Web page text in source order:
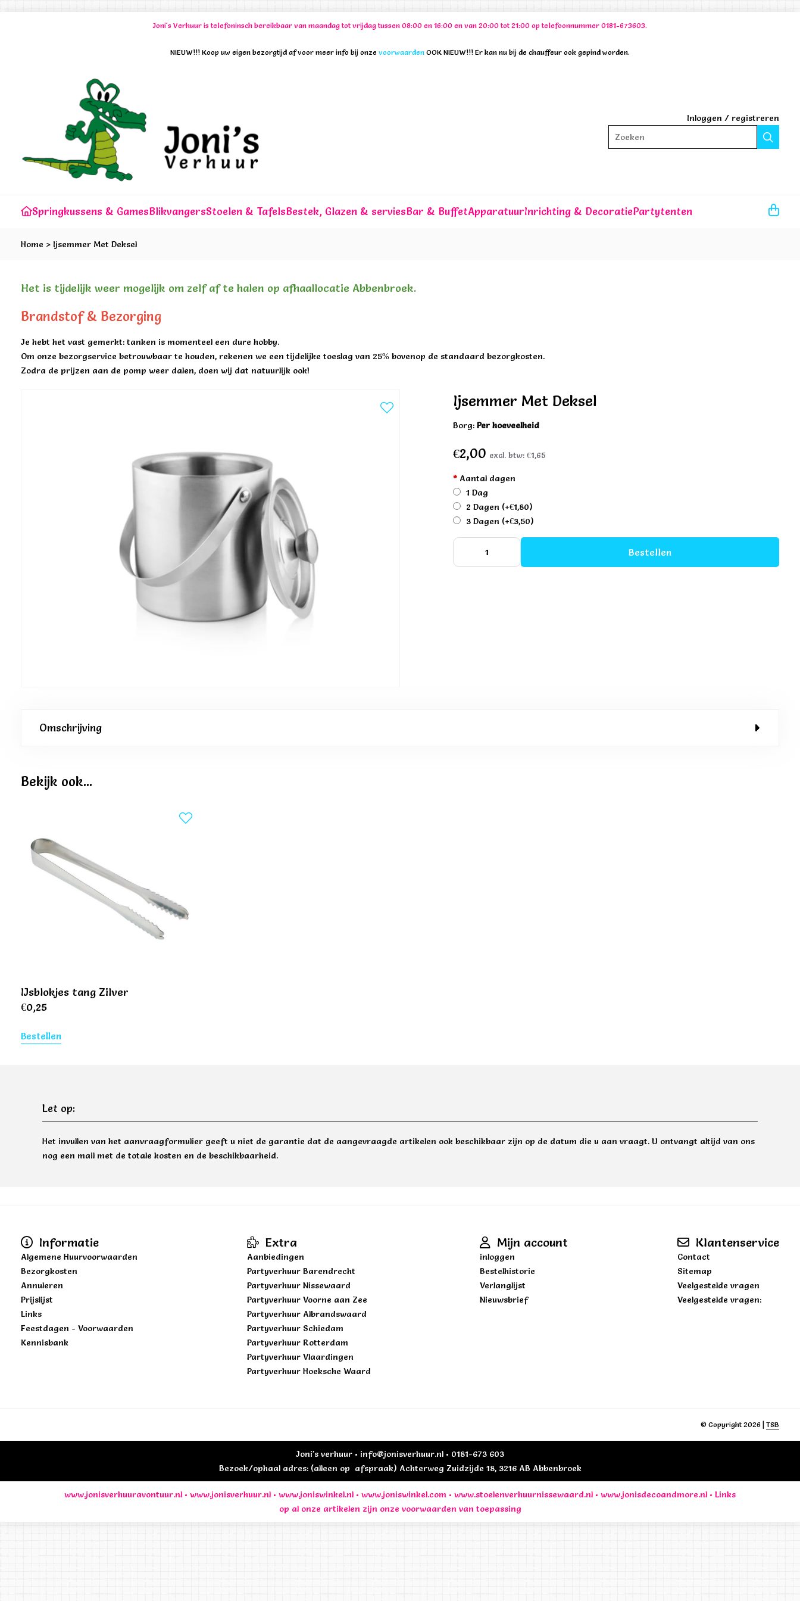
Joni's Verhuur is telefoninsch bereikbaar van maandag tot vrijdag tussen 08:00 en 16:00 en van 20:00 tot 21:00 op telefoonnummer 0181-673603.
NIEUW!!! Koop uw eigen bezorgtijd af voor meer info bij onze voorwaarden OOK NIEUW!!! Er kan nu bij de chauffeur ook gepind worden.
Inloggen / registreren
Zoeken
Springkussens & GamesBlikvangersStoelen & TafelsBestek, Glazen & serviesBar & BuffetApparatuurInrichting & DecoratiePartytenten
Home > Ijsemmer Met Deksel
Het is tijdelijk weer mogelijk om zelf af te halen op afhaallocatie Abbenbroek.
Brandstof & Bezorging
Je hebt het vast gemerkt: tanken is momenteel een dure hobby.
Om onze bezorgservice betrouwbaar te houden, rekenen we een tijdelijke toeslag van 25% bovenop de standaard bezorgkosten.
Zodra de prijzen aan de pomp weer dalen, doen wij dat natuurlijk ook!
Ijsemmer Met Deksel
Borg:Per hoeveelheid
€2,00 excl. btw:€1,65
* Aantal dagen
1 Dag
2 Dagen (+€1,80)
3 Dagen (+€3,50)
Bestellen
Omschrijving
Bekijk ook...
IJsblokjes tang Zilver
€0,25
Bestellen
Let op:
Het invullen van het aanvraagformulier geeft u niet de garantie dat de aangevraagde artikelen ook beschikbaar zijn op de datum die u aan vraagt. U ontvangt altijd van ons
nog een mail met de totale kosten en de beschikbaarheid.
Informatie
Algemene Huurvoorwaarden
Bezorgkosten
Annuleren
Prijslijst
Links
Feestdagen - Voorwaarden
Kennisbank
Extra
Aanbiedingen
Partyverhuur Barendrecht
Partyverhuur Nissewaard
Partyverhuur Voorne aan Zee
Partyverhuur Albrandswaard
Partyverhuur Schiedam
Partyverhuur Rotterdam
Partyverhuur Vlaardingen
Partyverhuur Hoeksche Waard
Mijn account
inloggen
Bestelhistorie
Verlanglijst
Nieuwsbrief
Klantenservice
Contact
Sitemap
Veelgestelde vragen
Veelgestelde vragen:
© Copyright 2026 | TSB
Joni's verhuur • info@jonisverhuur.nl • 0181-673 603
Bezoek/ophaal adres: (alleen op afspraak) Achterweg Zuidzijde 18, 3216 AB Abbenbroek
www.jonisverhuuravontuur.nl • www.jonisverhuur.nl • www.joniswinkel.nl • www.joniswinkel.com • www.stoelenverhuurnissewaard.nl • www.jonisdecoandmore.nl • Links
op al onze artikelen zijn onze voorwaarden van toepassing